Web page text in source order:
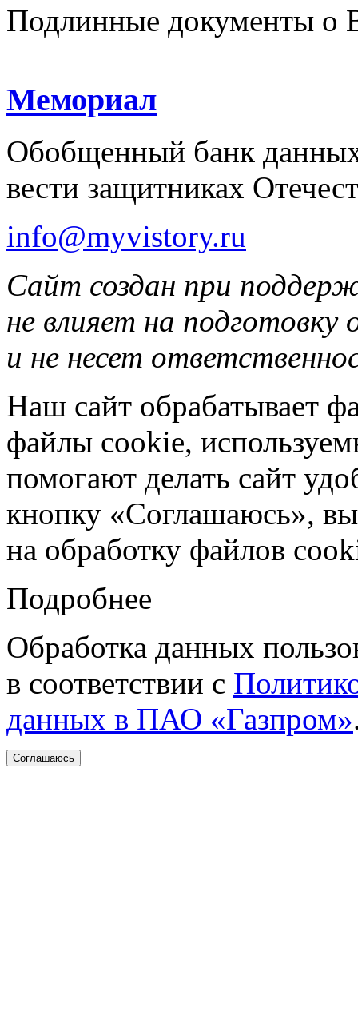
Подлинные документы о
Мемориал
Обобщенный банк
вести защитниках
info@myvistory.ru
Сайт создан при
не влияет на подготовку
и не несет
Наш сайт обрабатывает
файлы cookie,
помогают делать сайт
кнопку «Соглашаюсь», вы
на обработку файлов
Подробнее
Обработка данных
в соответствии с
данных в ПАО «Газпром»
Соглашаюсь